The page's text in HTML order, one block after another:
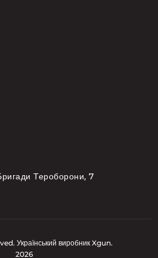
Тероборони, 7
Український виробник Xgun.
2026